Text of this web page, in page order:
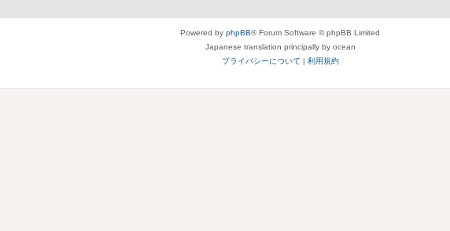
Powered by phpBB® Forum Software © phpBB Limited
Japanese translation principally by ocean
プライバシーについて | 利用規約